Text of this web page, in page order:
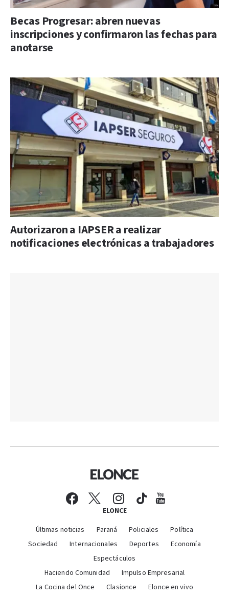
Becas Progresar: abren nuevas
inscripciones y confirmaron las fechas para
anotarse
Autorizaron a IAPSER a realizar
notificaciones electrónicas a trabajadores
ELONCE
Últimas noticias Paraná Policiales
Política
Sociedad
Internacionales Deportes
Economía
Espectáculos
Haciendo Comunidad
Impulso Empresarial
La Cocina del Once
Clasionce
Elonce en vivo